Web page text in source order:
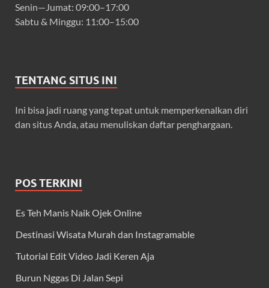
Senin—Jumat: 09:00–17:00
Sabtu & Minggu: 11:00–15:00
TENTANG SITUS INI
Ini bisa jadi ruang yang tepat untuk memperkenalkan diri
dan situs Anda, atau menuliskan daftar penghargaan.
POS TERKINI
Es Teh Manis Naik Ojek Online
Destinasi Wisata Murah dan Instagramable
Tutorial Edit Video Jadi Keren Aja
Burun Nggas Di Jalan Sepi